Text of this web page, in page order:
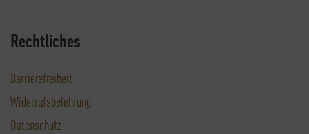
Rechtliches
Barrierefreiheit
Widerrufsbelehrung
Datenschutz